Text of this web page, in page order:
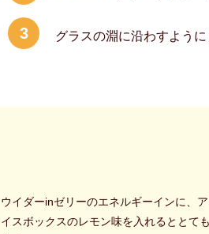
3 グラスの淵に沿わすよう
ウイダーinゼリーのエネルギーインに、ア
イスボックスのレモン味を入れるととても